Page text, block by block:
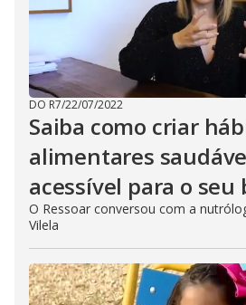
DO R7/22/07/2022
Saiba como criar
alimentares
acessível para o seu
O Ressoar conversou com a
Vilela